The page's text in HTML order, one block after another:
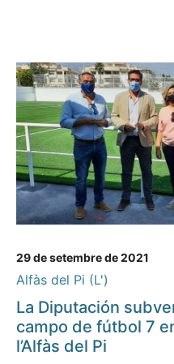
29 de setembre de 2021
Alfàs del Pi (L')
La Diputación
campo de fútbol 7
l’Alfàs del Pi